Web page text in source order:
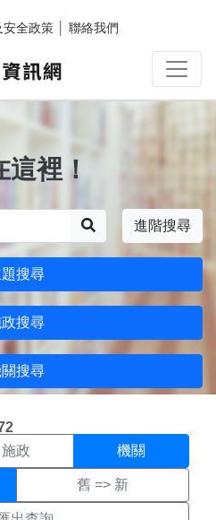
安全政策 聯絡我們
裡！
進階搜尋
搜尋
搜尋
搜尋
頁面
施政 機關
舊 => 新